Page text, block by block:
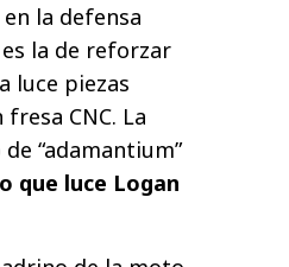
la defensa
la de reforzar
luce piezas
CNC. La
“adamantium”
que luce Logan